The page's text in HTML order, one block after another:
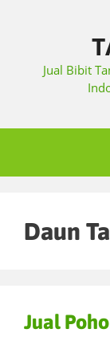
Jual Bibit
Daun
Jual